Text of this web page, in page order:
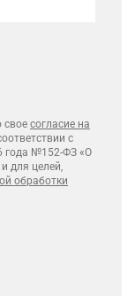
свое согласие на
с
года №152-ФЗ «О
для целей,
обработки